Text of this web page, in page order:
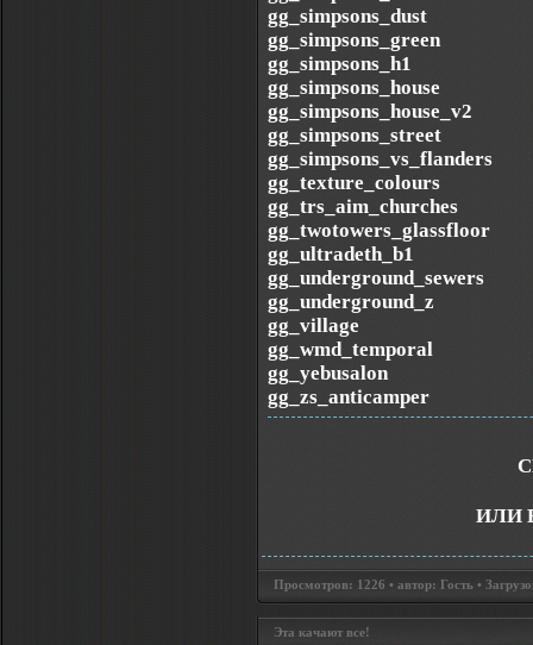
gg_simpsons_dust
gg_simpsons_green
gg_simpsons_h1
gg_simpsons_house
gg_simpsons_house_v2
gg_simpsons_street
gg_simpsons_vs_flanders
gg_texture_colours
gg_trs_aim_churches
gg_twotowers_glassfloor
gg_ultradeth_b1
gg_underground_sewers
gg_underground_z
gg_village
gg_wmd_temporal
gg_yebusalon
gg_zs_anticamper
ИЛИ
Просмотров: 1226 • автор: Гость •
Эта качают все!